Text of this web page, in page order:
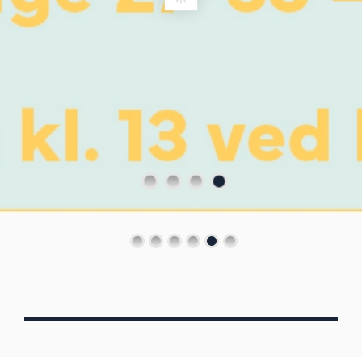
Von Oberbergs